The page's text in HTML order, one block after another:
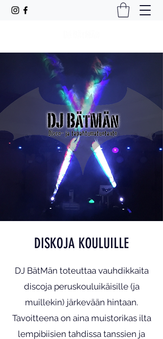
DISKOJA KOULUILLE
DJ BätMän toteuttaa vauhdikkaita
discoja peruskouluikäisille (ja
muillekin) järkevään hintaan.
Tavoitteena on aina muistorikas ilta
lempibiisien tahdissa tanssien ja